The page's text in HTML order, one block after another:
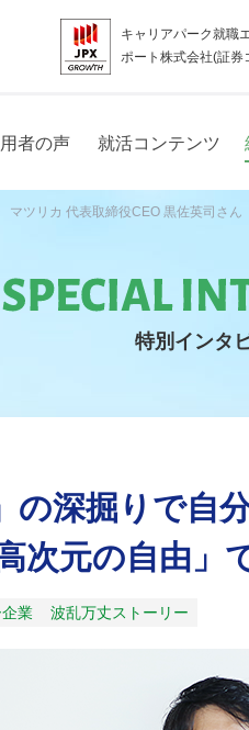
キャリアパーク就職
ポート株式会社(証券
者の声 就活コンテンツ
マツリカ 代表取締役CEO 黒佐英司さん
特別インタ
の深掘りで自
次元の自由」
業 波乱万丈ストーリー